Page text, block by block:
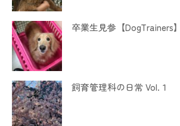
卒業生見参【DogTrainers】
飼育管理科の日常 Vol.１